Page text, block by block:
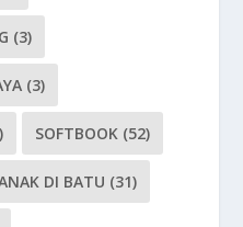
(3)
(3)
SOFTBOOK (52)
DI BATU (31)